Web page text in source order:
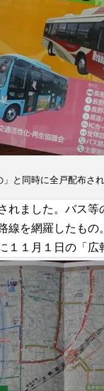
と同時に全戸配布さ
れました。バス
線を網羅したも
１月１日の「広